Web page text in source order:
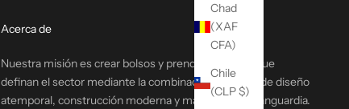
Chad
(XAF
CFA)
Chile
(CLP $)
Acerca de
Nuestra misión es crear bolsos y prendas de vestir que
definan el sector mediante la combinación perfecta de diseño
atemporal, construcción moderna y materiales de vanguardia.